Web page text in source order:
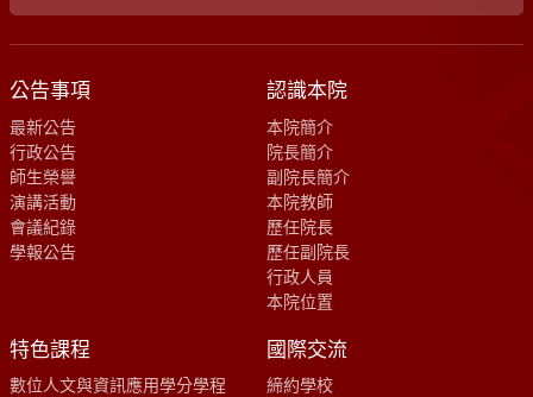
公告事項
最新公告
行政公告
師生榮譽
演講活動
會議紀錄
學報公告
認識本院
本院簡介
院長簡介
副院長簡介
本院教師
歷任院長
歷任副院長
行政人員
本院位置
特色課程
數位人文與資訊應用學分學程
國際交流
締約學校